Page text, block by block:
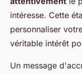
intéresse. Cette
personnaliser
véritable intérêt
Un message